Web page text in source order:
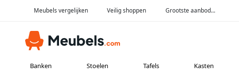
Meubels vergelijken Veilig shoppen Grootste aanbod...
Banken Stoelen Tafels Kasten